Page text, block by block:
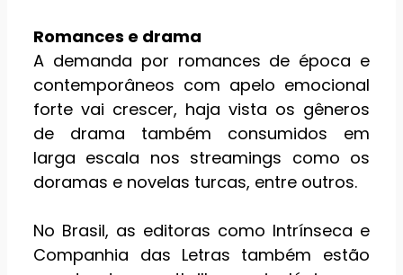
Romances e drama
A demanda por romances de época e
contemporâneos com apelo emocional
forte vai crescer, haja vista os gêneros
de drama também consumidos em
larga escala nos streamings como os
doramas e novelas turcas, entre outros.
No Brasil, as editoras como Intrínseca e
Companhia das Letras também estão